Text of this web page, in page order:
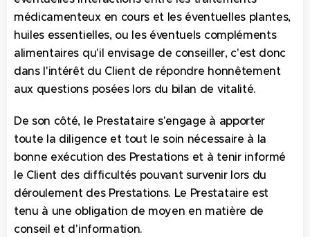
médicamenteux en cours et les éventuelles plantes,
huiles essentielles, ou les éventuels compléments
alimentaires qu'il envisage de conseiller, c'est donc
dans l'intérêt du Client de répondre honnêtement
aux questions posées lors du bilan de vitalité.
De son côté, le Prestataire s'engage à apporter
toute la diligence et tout le soin nécessaire à la
bonne exécution des Prestations et à tenir informé
le Client des difficultés pouvant survenir lors du
déroulement des Prestations. Le Prestataire est
tenu à une obligation de moyen en matière de
conseil et d'information.